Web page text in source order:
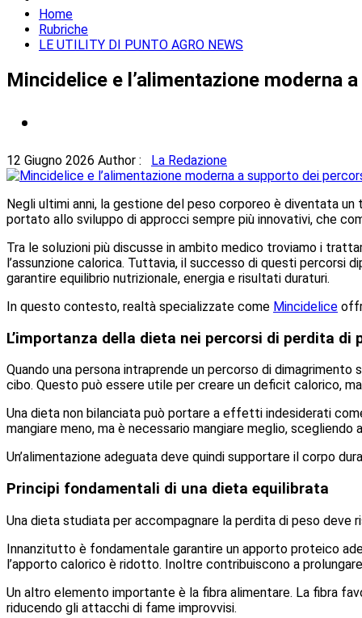
Home
Rubriche
LE UTILITY DI PUNTO AGRO NEWS
Mincidelice e l’alimentazione moderna
12 Giugno 2026 Author : La Redazione
Negli ultimi anni, la gestione del peso corporeo è diventata
portato allo sviluppo di approcci sempre più innovativi, che
Tra le soluzioni più discusse in ambito medico troviamo i
l’assunzione calorica. Tuttavia, il successo di questi percorsi
garantire equilibrio nutrizionale, energia e risultati duraturi.
In questo contesto, realtà specializzate come Mincidelice
L’importanza della dieta nei percorsi di perdita di
Quando una persona intraprende un percorso di
cibo. Questo può essere utile per creare un deficit calorico,
Una dieta non bilanciata può portare a effetti indesiderati
mangiare meno, ma è necessario mangiare meglio,
Un’alimentazione adeguata deve quindi supportare il corpo
Principi fondamentali di una dieta equilibrata
Una dieta studiata per accompagnare la perdita di peso deve
Innanzitutto è fondamentale garantire un apporto proteico
l’apporto calorico è ridotto. Inoltre contribuiscono a
Un altro elemento importante è la fibra alimentare. La fibra
riducendo gli attacchi di fame improvvisi.